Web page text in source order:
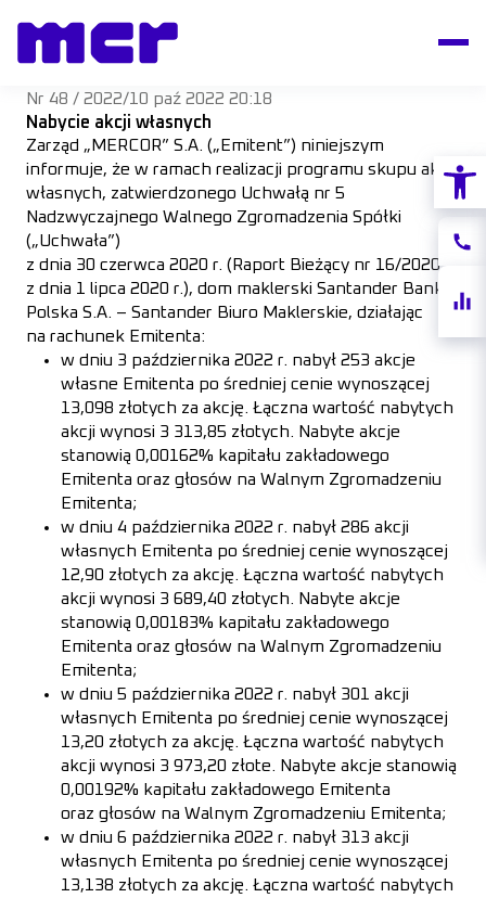
akcji
Nr 48 / 2022/10 paź 2022 20:18
Nabycie akcji własnych
Zarząd „MERCOR” S.A. („Emitent”) niniejszym
informuje, że w ramach realizacji programu skupu akcji
własnych, zatwierdzonego Uchwałą nr 5
Nadzwyczajnego Walnego Zgromadzenia Spółki
(„Uchwała”)
z dnia 30 czerwca 2020 r. (Raport Bieżący nr 16/2020
z dnia 1 lipca 2020 r.), dom maklerski Santander Bank
Polska S.A. – Santander Biuro Maklerskie, działając
na rachunek Emitenta:
w dniu 3 października 2022 r. nabył 253 akcje
własne Emitenta po średniej cenie wynoszącej
13,098 złotych za akcję. Łączna wartość nabytych
akcji wynosi 3 313,85 złotych. Nabyte akcje
stanowią 0,00162% kapitału zakładowego
Emitenta oraz głosów na Walnym Zgromadzeniu
Emitenta;
w dniu 4 października 2022 r. nabył 286 akcji
własnych Emitenta po średniej cenie wynoszącej
12,90 złotych za akcję. Łączna wartość nabytych
akcji wynosi 3 689,40 złotych. Nabyte akcje
stanowią 0,00183% kapitału zakładowego
Emitenta oraz głosów na Walnym Zgromadzeniu
Emitenta;
w dniu 5 października 2022 r. nabył 301 akcji
własnych Emitenta po średniej cenie wynoszącej
13,20 złotych za akcję. Łączna wartość nabytych
akcji wynosi 3 973,20 złote. Nabyte akcje stanowią
0,00192% kapitału zakładowego Emitenta
oraz głosów na Walnym Zgromadzeniu Emitenta;
w dniu 6 października 2022 r. nabył 313 akcji
własnych Emitenta po średniej cenie wynoszącej
13,138 złotych za akcję. Łączna wartość nabytych